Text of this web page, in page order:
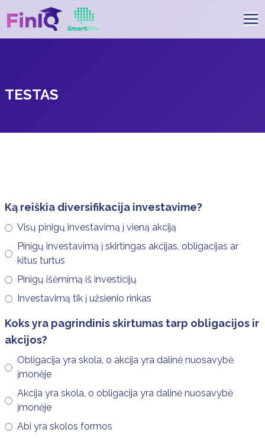
TESTAS
Ką reiškia diversifikacija investavime?
Visų pinigų investavimą į vieną akciją
Pinigų investavimą į skirtingas akcijas, obligacijas ar
kitus turtus
Pinigų išėmimą iš investicijų
Investavimą tik į užsienio rinkas
Koks yra pagrindinis skirtumas tarp obligacijos ir
akcijos?
Obligacija yra skola, o akcija yra dalinė nuosavybė
įmonėje
Akcija yra skola, o obligacija yra dalinė nuosavybė
įmonėje
Abi yra skolos formos